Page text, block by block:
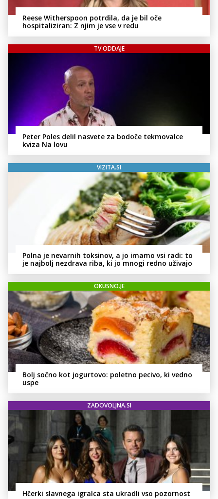
Reese Witherspoon potrdila, da je bil oče
hospitaliziran: Z njim je vse v redu
TV ODDAJE
Peter Poles delil nasvete za bodoče tekmovalce
kviza Na lovu
VIZITA.SI
Polna je nevarnih toksinov, a jo imamo vsi radi: to
je najbolj nezdrava riba, ki jo mnogi redno uživajo
OKUSNO.JE
Bolj sočno kot jogurtovo: poletno pecivo, ki vedno
uspe
ZADOVOLJNA.SI
Hčerki slavnega igralca sta ukradli vso pozornost